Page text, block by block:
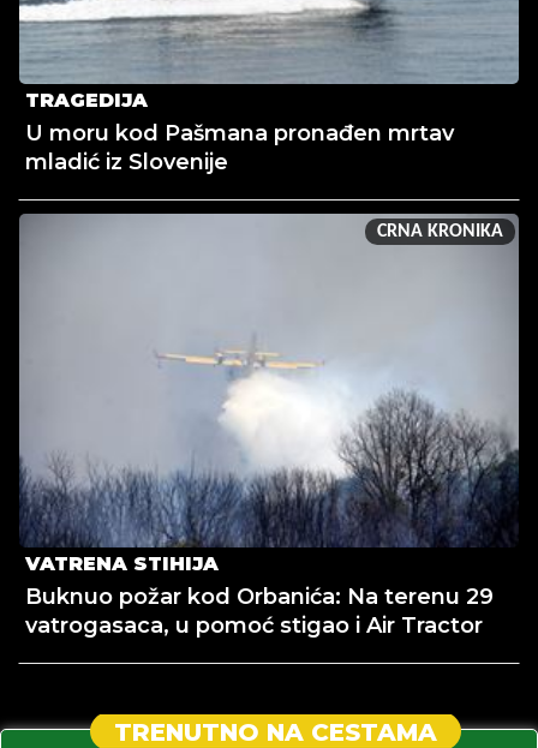
TRAGEDIJA
U moru kod Pašmana pronađen mrtav
mladić iz Slovenije
CRNA KRONIKA
VATRENA STIHIJA
Buknuo požar kod Orbanića: Na terenu 29
vatrogasaca, u pomoć stigao i Air Tractor
TRENUTNO NA CESTAMA